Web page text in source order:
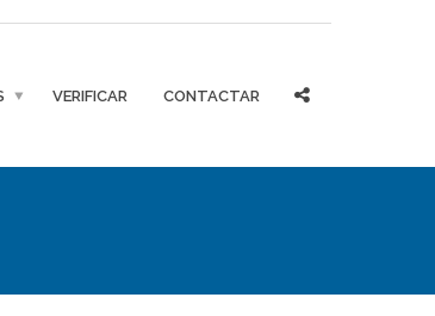
VERIFICAR CONTACTAR